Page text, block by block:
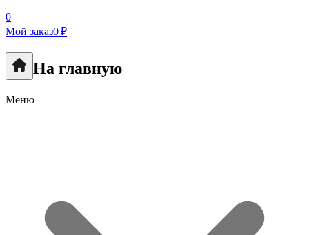
0
Мой заказ0 ₽
На главную
Меню